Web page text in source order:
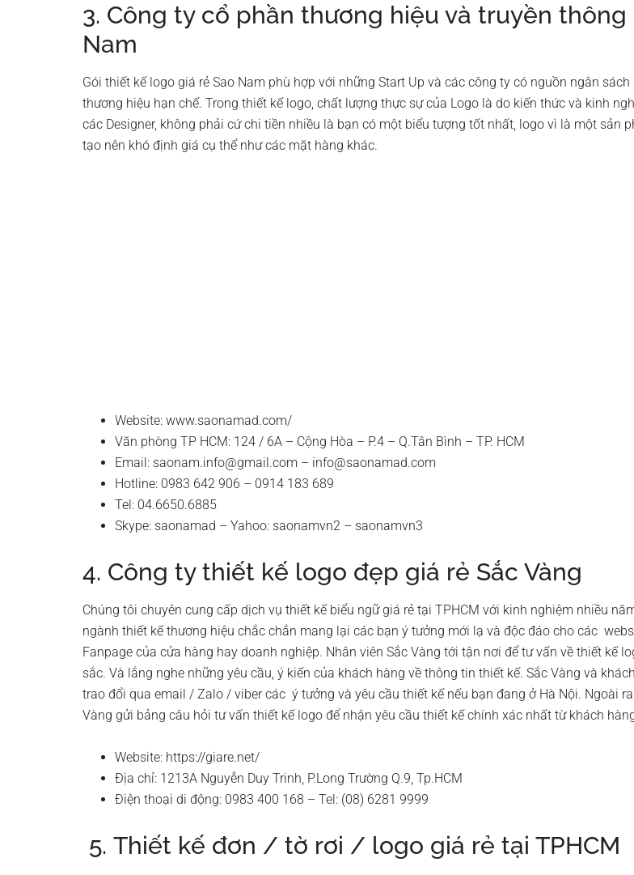
3. Công ty cổ phần thương hiệu và truyền thông
Nam
Gói thiết kế logo giá rẻ Sao Nam phù hợp với những Start Up và các công ty có nguồn ngân sách
thương hiệu hạn chế. Trong thiết kế logo, chất lượng thực sự của Logo là do kiến thức và kinh
các Designer, không phải cứ chi tiền nhiều là bạn có một biểu tượng tốt nhất, logo vì là một sản
tạo nên khó định giá cụ thể như các mặt hàng khác.
Website: www.saonamad.com/
Văn phòng TP HCM: 124 / 6A – Cộng Hòa – P.4 – Q.Tân Bình – TP. HCM
Email: saonam.info@gmail.com – info@saonamad.com
Hotline: 0983 642 906 – 0914 183 689
Tel: 04.6650.6885
Skype: saonamad – Yahoo: saonamvn2 – saonamvn3
4. Công ty thiết kế logo đẹp giá rẻ Sắc Vàng
Chúng tôi chuyên cung cấp dịch vụ thiết kế biểu ngữ giá rẻ tại TPHCM với kinh nghiệm nhiều
ngành thiết kế thương hiệu chắc chắn mang lại các bạn ý tưởng mới lạ và độc đáo cho các
Fanpage của cửa hàng hay doanh nghiệp. Nhân viên Sắc Vàng tới tận nơi để tư vấn về thiết kế
sắc. Và lắng nghe những yêu cầu, ý kiến của khách hàng về thông tin thiết kế. Sắc Vàng và
trao đổi qua email / Zalo / viber các ý tưởng và yêu cầu thiết kế nếu bạn đang ở Hà Nội. Ngoài
Vàng gửi bảng câu hỏi tư vấn thiết kế logo để nhận yêu cầu thiết kế chính xác nhất từ khách
Website: https://giare.net/
Địa chỉ: 1213A Nguyễn Duy Trinh, P.Long Trường Q.9, Tp.HCM
Điện thoại di động: 0983 400 168 – Tel: (08) 6281 9999
5. Thiết kế đơn / tờ rơi / logo giá rẻ tại TPHCM